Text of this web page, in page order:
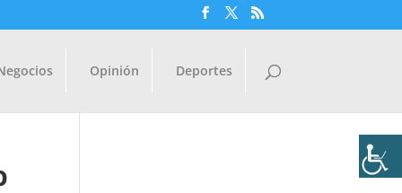
Opinión Deportes